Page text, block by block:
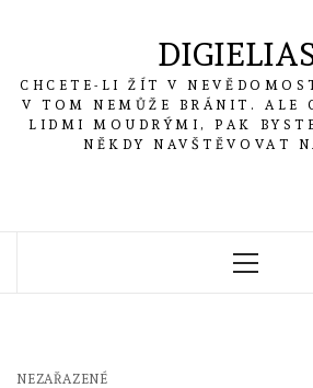
CHCETE-LI ŽÍT V
V TOM NEMŮŽE BRÁNIT. ALE
LIDMI MOUDRÝMI, PAK
NĚKDY NAVŠTĚVOVAT
NEZAŘAZENÉ